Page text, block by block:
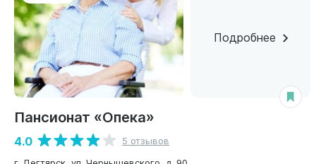
Подробнее
Пансионат «Опека»
4.0
5 отзывов